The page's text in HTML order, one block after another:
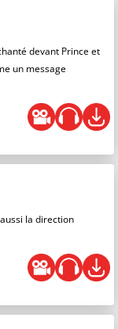
devant Prince et
un message
la direction